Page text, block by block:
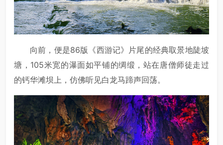
向前，便是86版《西游记》片尾的经典取景地陡坡
塘，105米宽的瀑面如平铺的绸缎，站在唐僧师徒走过
的钙华滩坝上，仿佛听见白龙马蹄声回荡。